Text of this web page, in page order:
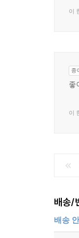
이
종
좋
이
배송/
배송